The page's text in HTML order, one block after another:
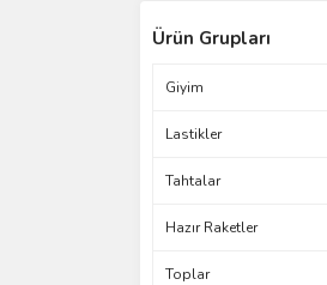
Ürün Grupları
Giyim
Lastikler
Tahtalar
Hazır Raketler
Toplar